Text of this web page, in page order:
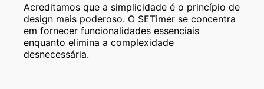
Acreditamos que a simplicidade é o princípio de
design mais poderoso. O SETimer se concentra
em fornecer funcionalidades essenciais
enquanto elimina a complexidade
desnecessária.